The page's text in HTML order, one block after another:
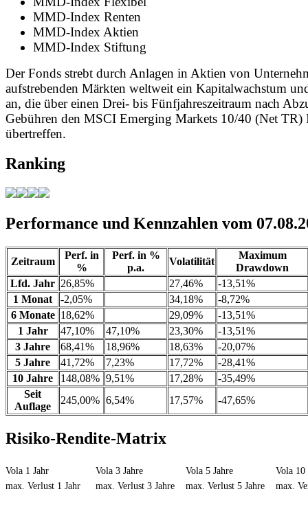
MMD-Index Renten
MMD-Index Aktien
MMD-Index Stiftung
Der Fonds strebt durch Anlagen in Aktien von
aufstrebenden Märkten weltweit ein Kapitalwachstum
an, die über einen Drei- bis Fünfjahreszeitraum nach
Gebühren den MSCI Emerging Markets 10/40 (Net TR)
übertreffen.
Ranking
Performance und Kennzahlen vom
Zeitraum
Perf. in
%
Perf. in %
p.a.
Volatilität
Maximum
Drawdown
Lfd. Jahr 26,85% 27,46%
-13,51%
1 Monat
-2,05% 34,18%
-8,72%
6 Monate 18,62% 29,09%
-13,51%
1 Jahr
47,10% 47,10% 23,30%
-13,51%
3 Jahre
68,41% 18,96% 18,63%
-20,07%
5 Jahre
41,72% 7,23% 17,72%
-28,41%
10 Jahre
148,08% 9,51% 17,28%
-35,49%
Seit
Auflage
245,00% 6,54% 17,57% -47,65%
Risiko-Rendite-Matrix
Vola 1 Jahr Vola 3 Jahre Vola 5 Jahre
Vola 10
max. Verlust 1 Jahr
max. Verlust 3 Jahre max. Verlust 5 Jahre max.